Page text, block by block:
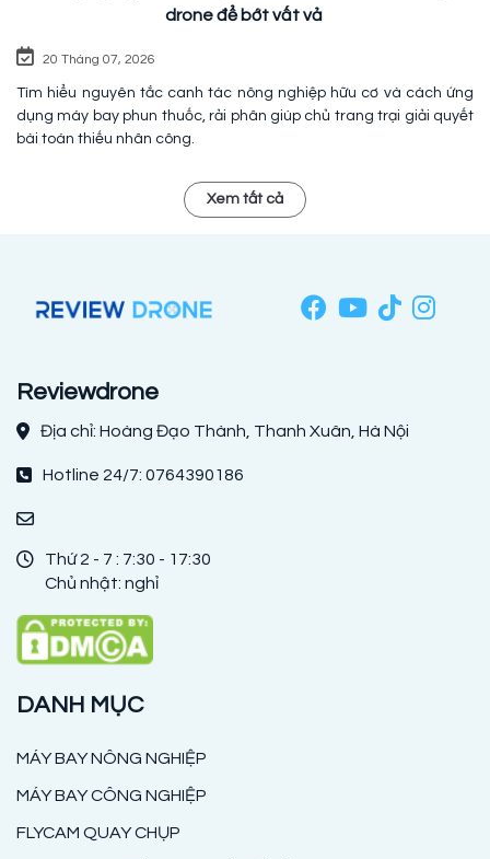
drone để bớt vất vả
20 Tháng 07, 2026
Tìm hiểu nguyên tắc canh tác nông nghiệp hữu cơ và cách ứng
dụng máy bay phun thuốc, rải phân giúp chủ trang trại giải quyết
bài toán thiếu nhân công.
Xem tất cả
Reviewdrone
Địa chỉ: Hoàng Đạo Thành, Thanh Xuân, Hà Nội
Hotline 24/7: 0764390186
Thứ 2 - 7 : 7:30 - 17:30
Chủ nhật: nghỉ
DANH MỤC
MÁY BAY NÔNG NGHIỆP
MÁY BAY CÔNG NGHIỆP
FLYCAM QUAY CHỤP